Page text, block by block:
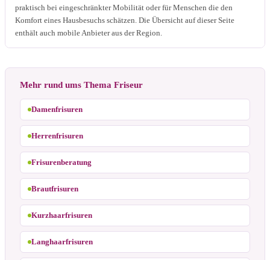
praktisch bei eingeschränkter Mobilität oder für Menschen die den
Komfort eines Hausbesuchs schätzen. Die Übersicht auf dieser Seite
enthält auch mobile Anbieter aus der Region.
Mehr rund ums Thema Friseur
Damenfrisuren
Herrenfrisuren
Frisurenberatung
Brautfrisuren
Kurzhaarfrisuren
Langhaarfrisuren